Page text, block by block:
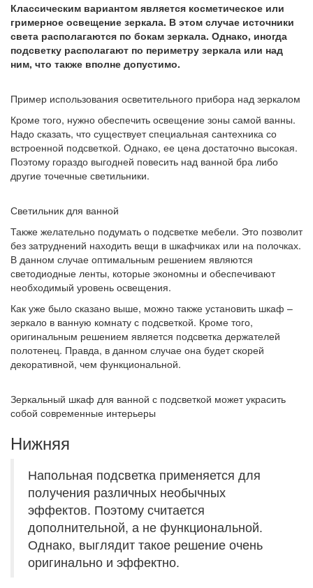
Классическим вариантом является косметическое или
гримерное освещение зеркала. В этом случае источники
света располагаются по бокам зеркала. Однако, иногда
подсветку располагают по периметру зеркала или над
ним, что также вполне допустимо.
Пример использования осветительного прибора над зеркалом
Кроме того, нужно обеспечить освещение зоны самой ванны.
Надо сказать, что существует специальная сантехника со
встроенной подсветкой. Однако, ее цена достаточно высокая.
Поэтому гораздо выгодней повесить над ванной бра либо
другие точечные светильники.
Светильник для ванной
Также желательно подумать о подсветке мебели. Это позволит
без затруднений находить вещи в шкафчиках или на полочках.
В данном случае оптимальным решением являются
светодиодные ленты, которые экономны и обеспечивают
необходимый уровень освещения.
Как уже было сказано выше, можно также установить шкаф –
зеркало в ванную комнату с подсветкой. Кроме того,
оригинальным решением является подсветка держателей
полотенец. Правда, в данном случае она будет скорей
декоративной, чем функциональной.
Зеркальный шкаф для ванной с подсветкой может украсить
собой современные интерьеры
Нижняя
Напольная подсветка применяется для
получения различных необычных
эффектов. Поэтому считается
дополнительной, а не функциональной.
Однако, выглядит такое решение очень
оригинально и эффектно.